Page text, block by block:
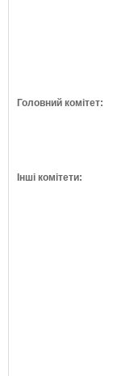
Головний комітет:
Інші комітети: